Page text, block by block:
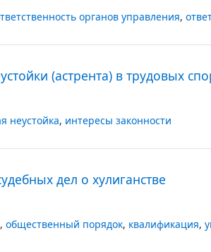
органов управления,
(астрента) в трудовых
неустойка, интересы законности
дел о хулиганстве
, общественный порядок, квалификация,